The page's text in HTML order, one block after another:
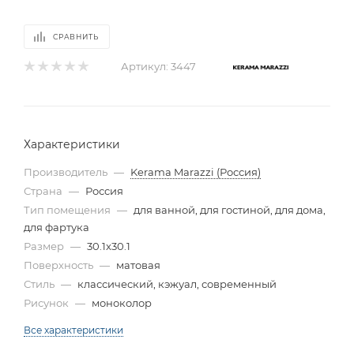
СРАВНИТЬ
Артикул: 3447
Характеристики
Производитель — Kerama Marazzi (Россия)
Страна — Россия
Тип помещения — для ванной, для гостиной, для дома,
для фартука
Размер — 30.1x30.1
Поверхность — матовая
Стиль — классический, кэжуал, современный
Рисунок — моноколор
Все характеристики